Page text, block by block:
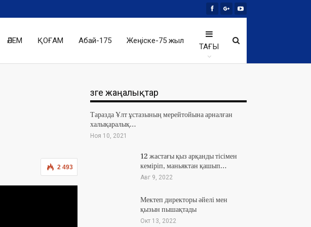
ӘЛЕМ ҚОҒАМ Абай-175 Жеңіске-75 жыл
ТАҒЫ
2 493
Өзге жаңалықтар
Таразда Ұлт ұстазының мерейтойына арналған
халықаралық…
Ноя 10, 2021
12 жастағы қыз арқанды тісімен
кеміріп, маньяктан қашып…
Авг 9, 2022
Мектеп директоры әйелі мен
қызын пышақтады
Окт 13, 2022